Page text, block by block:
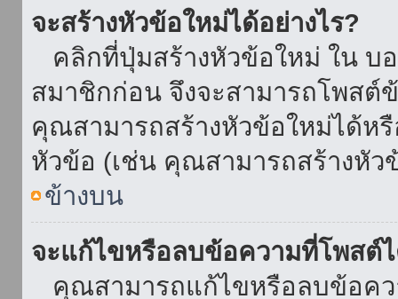
จะสร้างหัวข้อใหม่ได้อย่างไร?
คลิกที่ปุ่มสร้างหัวข้อใหม่ ใน บ
สมาชิกก่อน จึงจะสามารถโพส
คุณสามารถสร้างหัวข้อใหม่ได้ห
หัวข้อ (เช่น คุณสามารถสร้างหั
ข้างบน
จะแก้ไขหรือลบข้อความที่โพสต์ไ
คุณสามารถแก้ไขหรือลบข้อคว